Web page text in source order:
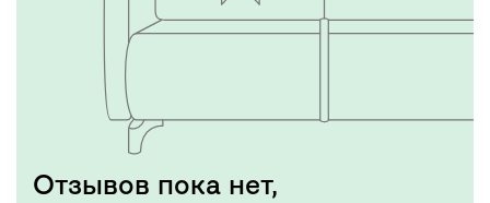
Отзывов пока нет,